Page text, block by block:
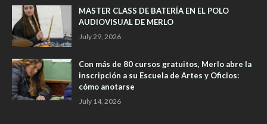
MASTER CLASS DE BATERÍA EN EL POLO
AUDIOVISUAL DE MERLO
July 29, 2026
Con más de 80 cursos gratuitos, Merlo abre la
inscripción a su Escuela de Artes y Oficios:
cómo anotarse
July 14, 2026